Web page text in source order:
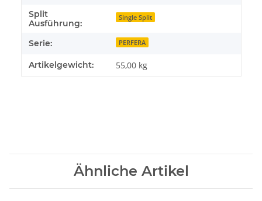
Split
Ausführung:
Single Split
Serie: PERFERA
Artikelgewicht: 55,00 kg
Ähnliche Artikel